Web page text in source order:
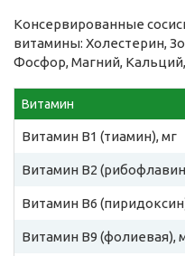
Консервированные
витамины: Холестерин,
Фосфор, Магний,
Витамин
Витамин B1 (тиамин), мг
Витамин B2
Витамин B6
Витамин B9 (фолиевая),